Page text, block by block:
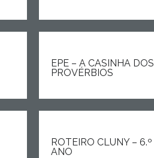
EPE – A CASINHA DOS
PROVÉRBIOS
ROTEIRO CLUNY – 6.º
ANO